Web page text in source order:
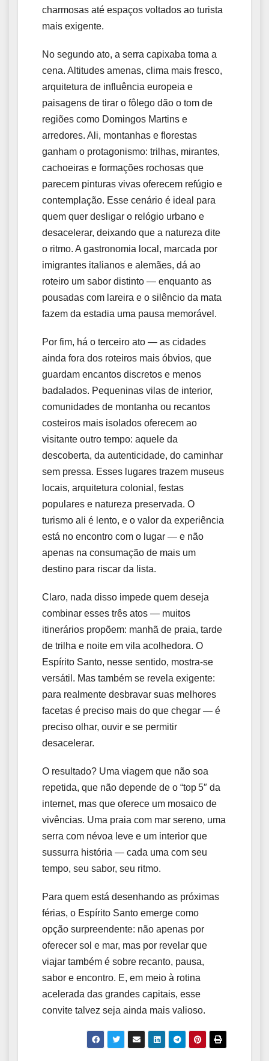
charmosas até espaços voltados ao turista
mais exigente.
No segundo ato, a serra capixaba toma a
cena. Altitudes amenas, clima mais fresco,
arquitetura de influência europeia e
paisagens de tirar o fôlego dão o tom de
regiões como Domingos Martins e
arredores. Ali, montanhas e florestas
ganham o protagonismo: trilhas, mirantes,
cachoeiras e formações rochosas que
parecem pinturas vivas oferecem refúgio e
contemplação. Esse cenário é ideal para
quem quer desligar o relógio urbano e
desacelerar, deixando que a natureza dite
o ritmo. A gastronomia local, marcada por
imigrantes italianos e alemães, dá ao
roteiro um sabor distinto — enquanto as
pousadas com lareira e o silêncio da mata
fazem da estadia uma pausa memorável.
Por fim, há o terceiro ato — as cidades
ainda fora dos roteiros mais óbvios, que
guardam encantos discretos e menos
badalados. Pequeninas vilas de interior,
comunidades de montanha ou recantos
costeiros mais isolados oferecem ao
visitante outro tempo: aquele da
descoberta, da autenticidade, do caminhar
sem pressa. Esses lugares trazem museus
locais, arquitetura colonial, festas
populares e natureza preservada. O
turismo ali é lento, e o valor da experiência
está no encontro com o lugar — e não
apenas na consumação de mais um
destino para riscar da lista.
Claro, nada disso impede quem deseja
combinar esses três atos — muitos
itinerários propõem: manhã de praia, tarde
de trilha e noite em vila acolhedora. O
Espírito Santo, nesse sentido, mostra‑se
versátil. Mas também se revela exigente:
para realmente desbravar suas melhores
facetas é preciso mais do que chegar — é
preciso olhar, ouvir e se permitir
desacelerar.
O resultado? Uma viagem que não soa
repetida, que não depende de o “top 5″ da
internet, mas que oferece um mosaico de
vivências. Uma praia com mar sereno, uma
serra com névoa leve e um interior que
sussurra história — cada uma com seu
tempo, seu sabor, seu ritmo.
Para quem está desenhando as próximas
férias, o Espírito Santo emerge como
opção surpreendente: não apenas por
oferecer sol e mar, mas por revelar que
viajar também é sobre recanto, pausa,
sabor e encontro. E, em meio à rotina
acelerada das grandes capitais, esse
convite talvez seja ainda mais valioso.